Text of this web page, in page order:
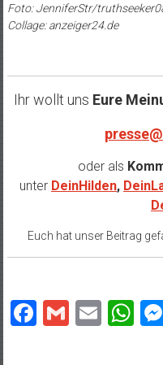
Foto: JenniferStr/
Collage: anzeiger24.de
Ihr wollt uns Eure
oder als
unter DeinHilden,
Euch hat unser Beitrag
Facebook
Gmail
Email